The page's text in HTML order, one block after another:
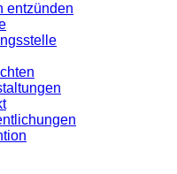
entzünden